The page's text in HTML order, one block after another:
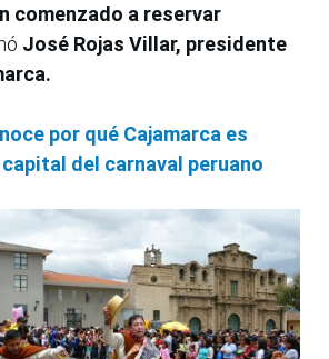
comenzado a reservar
José Rojas Villar, presidente
por qué Cajamarca es
del carnaval peruano